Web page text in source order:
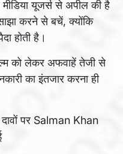
यूजर्स से अपील की है
करने से बचें, क्योंकि
होती है।
को लेकर अफवाहें तेजी से
का इंतजार करना ही
पर Salman Khan